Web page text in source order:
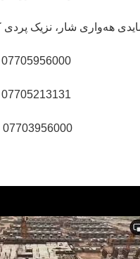
هەواری شار، نزیک پردی
07705956000
07705213131
07703956000